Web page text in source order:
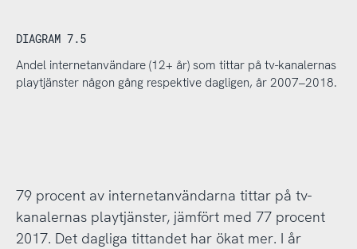
DIAGRAM 7.5
Andel internetanvändare (12+ år) som tittar på tv-kanalernas
playtjänster någon gång respektive dagligen, år 2007–2018.
79 procent av internetanvändarna tittar på tv-
kanalernas playtjänster, jämfört med 77 procent
2017. Det dagliga tittandet har ökat mer. I år